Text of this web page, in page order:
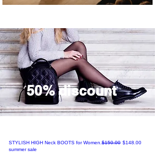
50% discount
STYLISH HIGH Neck BOOTS for Women.通常価格
$150.00 セール価格
$148.00
summer sale